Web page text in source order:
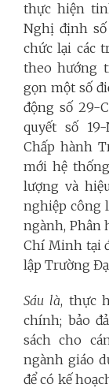
thực hiện
Nghị định
chức lại các
theo hướng
gọn một số
động số 29-
quyết số 19-
Chấp hành
mới hệ
lượng và
nghiệp công
ngành, Phân
Chí Minh tại
lập Trường
Sáu là, thực
chính; bảo
sách cho
ngành giáo
để có kế